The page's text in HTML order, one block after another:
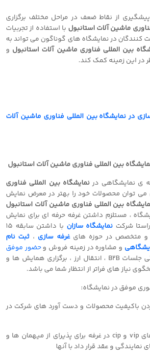
از نقاط ضعف در مراحل مختلف برگزاری
ماشین آلات استانبول با استفاده از تجربیات
کنندگان در نمایشگاه های گوناگون می تواند به
بین المللی فناوری ماشین آلات استانبول و
در این زمینه کمک کند.
در نمایشگاه بین المللی فناوری ماشین آلات
بین المللی فناوری ماشین آلات استانبول
ی نمایشگاهی در نمایشگاه بین المللی فناوری
می توان محصولات خود را بهتر در معرض نمایش
بین المللی فناوری ماشین آلات استانبول
، مستلزم داشتن غرفه حرفه ای برای نمایش
شرکت نمایشگاه سازان
با داشتن سابقه 15
و متخصص در حوزه هایغرفه سازی ، ثبت نام
و مشاوره در زمینه فروش وحضور موفق
در نمایشگاه ،هماهنگی جلسات B2B ، انتقال ارز ، برگزاری همایش ها و
نیاز های فراتر از انتظار شما می باشد.
موفق در نمایشگاه:
2 برخورداری از مکان های vip و cip در غرفه برای پذیرای از میهمان ها و
نمایندگی و عقد قرار داد با آنها